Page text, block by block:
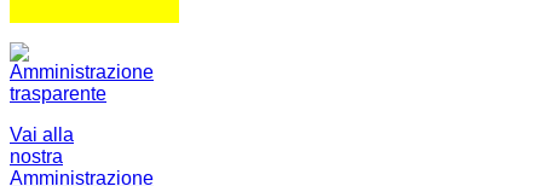
Vai alla
nostra
Amministrazione